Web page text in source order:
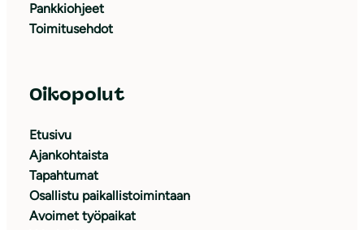
Pankkiohjeet
Toimitusehdot
Oikopolut
Etusivu
Ajankohtaista
Tapahtumat
Osallistu paikallistoimintaan
Avoimet työpaikat